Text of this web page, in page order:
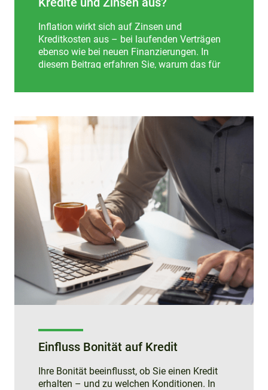
Inflation wirkt sich auf Zinsen und
Kreditkosten aus – bei laufenden Verträgen
ebenso wie bei neuen Finanzierungen. In
diesem Beitrag erfahren Sie, warum das für
Einfluss Bonität auf Kredit
Ihre Bonität beeinflusst, ob Sie einen Kredit
erhalten – und zu welchen Konditionen. In